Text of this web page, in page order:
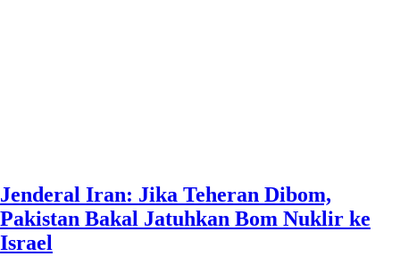
Jenderal Iran: Jika Teheran Dibom,
Pakistan Bakal Jatuhkan Bom Nuklir ke
Israel